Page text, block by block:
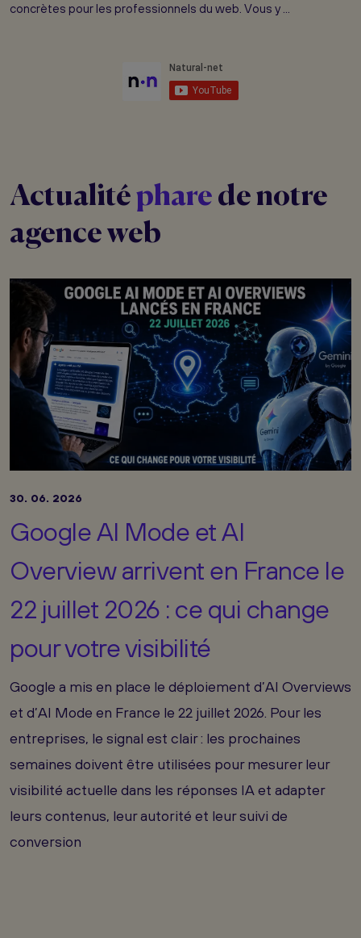
concrètes pour les professionnels du web. Vous y ...
Actualitéphare de notre
agence web
30. 06. 2026
Google AI Mode et AI
Overview arrivent en France le
22 juillet 2026 : ce qui change
pour votre visibilité
Google a mis en place le déploiement d’AI Overviews
et d’AI Mode en France le 22 juillet 2026. Pour les
entreprises, le signal est clair : les prochaines
semaines doivent être utilisées pour mesurer leur
visibilité actuelle dans les réponses IA et adapter
leurs contenus, leur autorité et leur suivi de
conversion